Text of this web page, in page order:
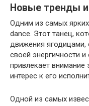
Новые тренды
Одним из самых
dance. Этот танец,
движения ягодицами,
своей энергичности
привлекает
интерес к его
Одной из самых